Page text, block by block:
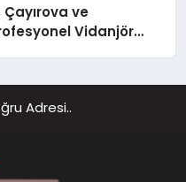
Çayırova ve
Vidanjör
Adresi..